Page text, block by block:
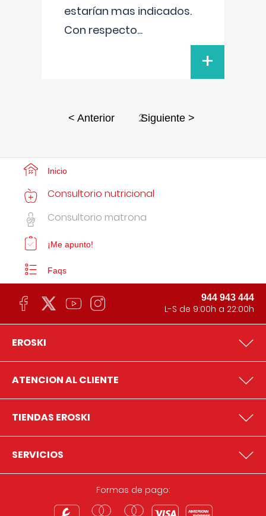
estarían mas indicados.
Con respecto...
+
< Anterior 2Siguiente >
Inicio
Consultorio nutricional
Consultorio matrona
¡Me apunto!
Faqs
944 943 444
L-S de 9:00h a 22:00h
EROSKI
ATENCION AL CLIENTE
TIENDAS EROSKI
SERVICIOS
Formas de pago: